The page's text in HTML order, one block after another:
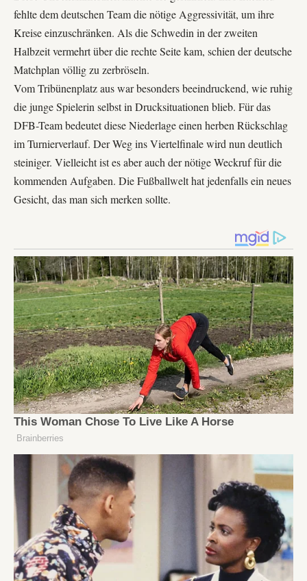
fehlte dem deutschen Team die nötige Aggressivität, um ihre
Kreise einzuschränken. Als die Schwedin in der zweiten
Halbzeit vermehrt über dierechte Seitekam, schien der deutsche
Matchplan völlig zu zerbröseln.
Vom Tribünenplatz aus war besonders beeindruckend, wie ruhig
die junge Spielerin selbst in Drucksituationen blieb. Für das
DFB-Teambedeutet diese Niederlage einen herben Rückschlag
im Turnierverlauf. Der Weg ins Viertelfinale wird nun deutlich
steiniger. Vielleicht ist es aber auch der nötige Weckruf für die
kommenden Aufgaben. Die Fußballwelt hat jedenfalls ein neues
Gesicht, das man sich merken sollte.